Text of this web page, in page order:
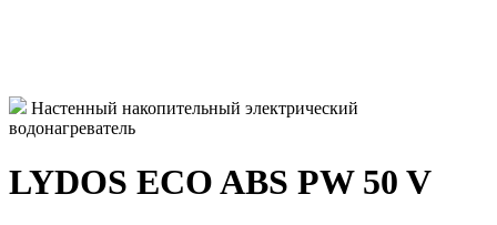
Настенный накопительный электрический
водонагреватель
LYDOS ECO ABS PW 50 V